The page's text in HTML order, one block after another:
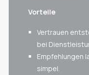
Vorteile
Vertrauen
bei
Empfehlungen
simpel.